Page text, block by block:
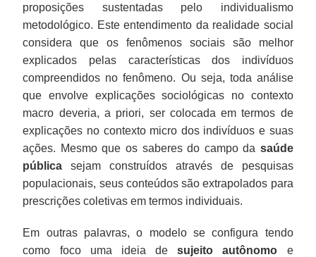
proposições sustentadas pelo individualismo
metodológico. Este entendimento da realidade social
considera que os fenômenos sociais são melhor
explicados pelas características dos indivíduos
compreendidos no fenômeno. Ou seja, toda análise
que envolve explicações sociológicas no contexto
macro deveria, a priori, ser colocada em termos de
explicações no contexto micro dos indivíduos e suas
ações. Mesmo que os saberes do campo da saúde
pública sejam construídos através de pesquisas
populacionais, seus conteúdos são extrapolados para
prescrições coletivas em termos individuais.
Em outras palavras, o modelo se configura tendo
como foco uma ideia desujeito autônomo e